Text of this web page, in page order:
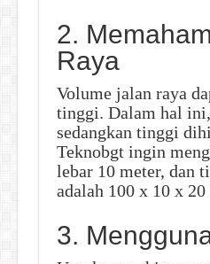
2.
Raya
Volume jalan raya
tinggi. Dalam hal
sedangkan tinggi
Teknobgt ingin
lebar 10 meter, dan
adalah 100 x 10 x
3.